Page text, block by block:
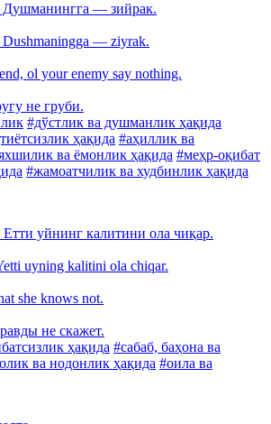
Душманингга — зийрак.
Dushmaningga — ziyrak.
ol your enemy say nothing.
не груби.
#дўстлик ва душманлик ҳақида
ҳақида #аҳиллик ва
ва ёмонлик ҳақида #меҳр-оқибат
#жамоатчилик ва худбинлик ҳақида
Етти уйнинг калитини ола чиқар.
uyning kalitini ola chiqar.
she knows not.
не скажет.
ҳақида #сабаб, баҳона ва
ва нодонлик ҳақида #оила ва